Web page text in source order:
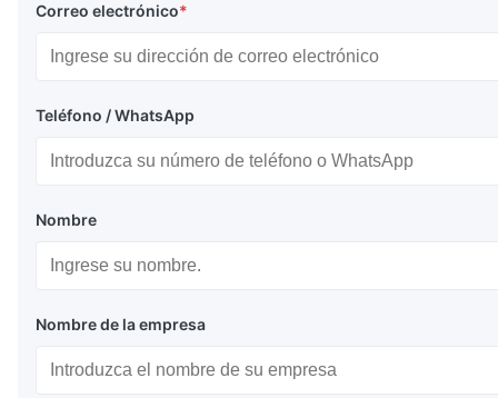
Correo electrónico*
Teléfono / WhatsApp
Nombre
Nombre de la empresa